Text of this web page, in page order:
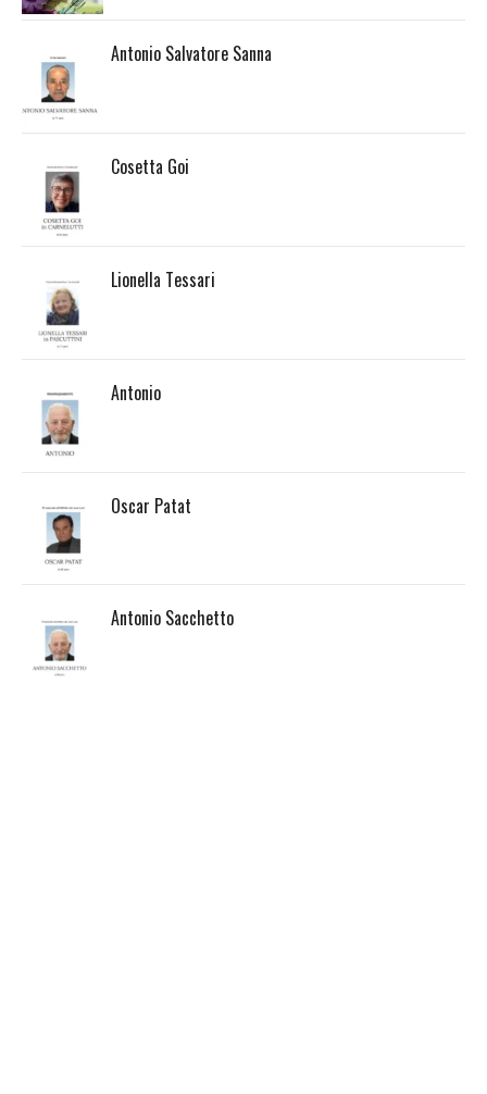
Antonio Salvatore Sanna
Cosetta Goi
Lionella Tessari
Antonio
Oscar Patat
Antonio Sacchetto